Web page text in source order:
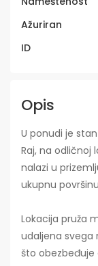
Ažuriran
ID
Opis
U ponudi je
Raj, na odličnoj
nalazi u
ukupnu
Lokacija pruža
udaljena svega
što